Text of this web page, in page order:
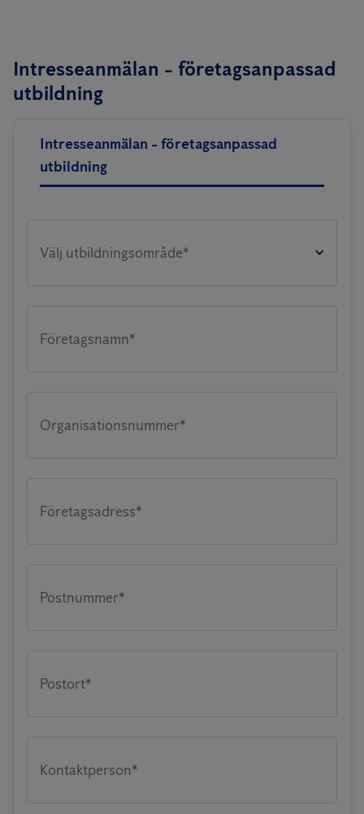
Intresseanmälan - företagsanpassad
utbildning
Intresseanmälan - företagsanpassad
utbildning
Välj utbildningsområde*
Företagsnamn*
Organisationsnummer*
Företagsadress*
Postnummer*
Postort*
Kontaktperson*